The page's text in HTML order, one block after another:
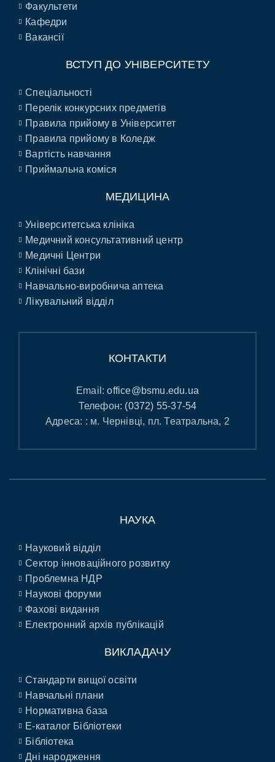
Факультети
Кафедри
Вакансії
ВСТУП ДО УНІВЕРСИТЕТУ
Спеціальності
Перелік конкурсних предметів
Правила прийому в Університет
Правила прийому в Коледж
Вартість навчання
Приймальна коміся
МЕДИЦИНА
Університетська клініка
Медичний консультативний центр
Медичні Центри
Клінічні бази
Навчально-виробнича аптека
Лікувальний відділ
КОНТАКТИ
Email:office@bsmu.edu.ua
Телефон: (0372) 55-37-54
Адреса: : м. Чернівці, пл. Театральна, 2
НАУКА
Науковий відділ
Сектор інноваційного розвитку
Проблемна НДР
Наукові форуми
Фахові видання
Електронний архів публікацій
ВИКЛАДАЧУ
Стандарти вищої освіти
Навчальні плани
Нормативна база
E-каталог Бібліотеки
Бібліотека
Дні народження